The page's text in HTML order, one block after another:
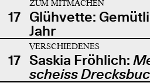
17
ZUM MITMACHEN
Glühvette:
Jahr
17
VERSCHIEDENES
Saskia Fröhlich:
scheiss